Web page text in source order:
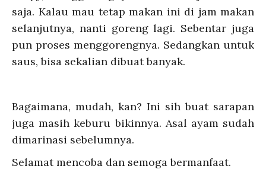
saja. Kalau mau tetap makan ini di jam makan
selanjutnya, nanti goreng lagi. Sebentar juga
pun proses menggorengnya. Sedangkan untuk
saus, bisa sekalian dibuat banyak.
Bagaimana, mudah, kan? Ini sih buat sarapan
juga masih keburu bikinnya. Asal ayam sudah
dimarinasi sebelumnya.
Selamat mencoba dan semoga bermanfaat.